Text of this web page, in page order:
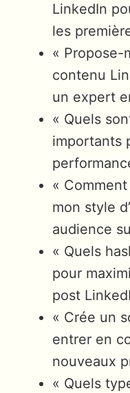
LinkedIn
les
« Propose-
contenu
un expert
« Quels
importants
«
mon style
audience
« Quels
pour
post
« Crée un
entrer en
nouveaux
« Quels